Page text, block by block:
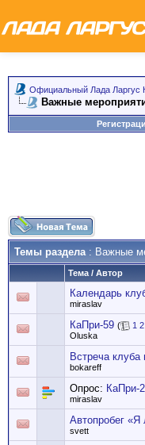
Официальный Лада Ларгус
Важные
Темы раздела: Важные
Тема / Автор
Календарь
miraslav
КаПри-59 ( 1 2
Oluska
Встреча клуба
bokareff
Опрос: КаПри-
miraslav
Автопробег
svett